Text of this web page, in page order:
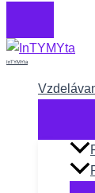
Preskočiť
na
obsah
InTYMYta